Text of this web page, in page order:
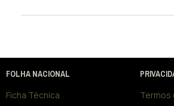
FOLHA NACIONAL
Ficha Técnica
Termos